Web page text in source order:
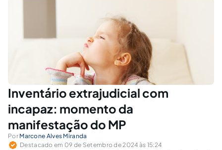
Inventário extrajudicial com
incapaz: momento da
manifestação do MP
Por Marcone Alves Miranda
Destacado em 09 de Setembro de 2024 às 15:24